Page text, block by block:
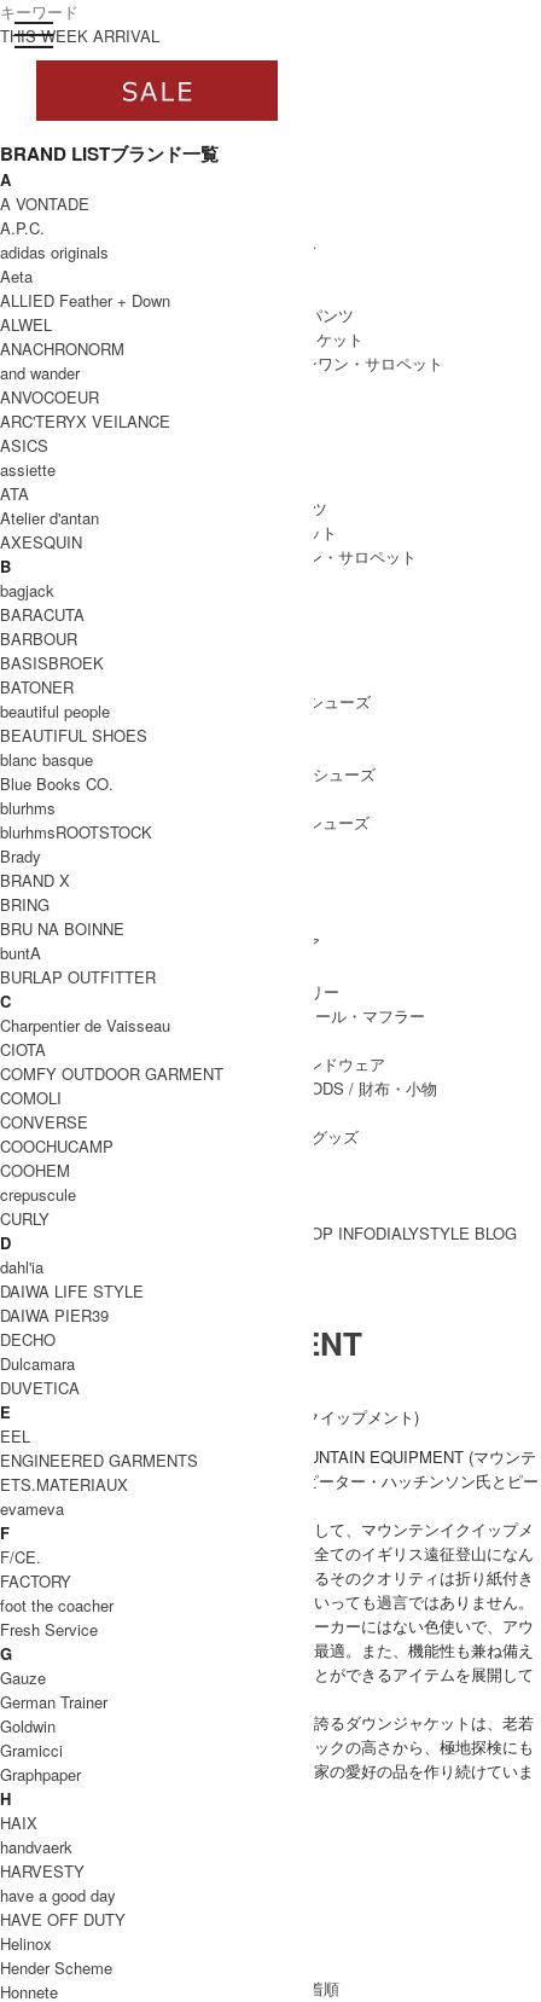
toggle navigation
ログイン
すべて
WOMEN
WOMEN ALL ITEM
/ ワンピース
SKIRT
BOTTOMS
/ ボトムス・パンツ
/ アウター・ジャケット
/ オールインワン・サロペット
MEN
MEN ALL ITEM
/ ボトムス・パンツ
/ アウター・ジャケット
/ オールインワン・サロペット
SHOES
SHOES ALL ITEM
/ ドレスシューズ
BOOTS
PUMPS
/ バレエシューズ
OTHER SHOES
/ その他シューズ
GOODS
GOODS ALL ITEM
/ 帽子・ヘッドウェア
BAG
ACCESSARY
/ アクセサリー
/ ストール・マフラー
LEG WEAR
HAND WEAR
/ 手袋・ハンドウェア
WALLET&GENERAL GOODS / 財布・小物
/ その他グッズ
BRAND一覧
BRAND一覧
SHOP INFODIALYSTYLE BLOG
MOUNTAIN EQUIPMENT
マウンテンイクイップメント
イギリス発の老舗アウトドアメーカー、MOUNTAIN EQUIPMENT (マウンテ
ンイクイップメント)はクライマーであったピーター・ハッチンソン氏とピー
ト・クルー氏によって1961年に設立。
今日では登山隊や極地遠征隊の公式装備品として、マウンテンイクイップメ
ントのダウンウェアが採用されており、ほぼ全てのイギリス遠征登山になん
らかの形で関わっています。プロに認められるそのクオリティは折り紙付き
で、全世界のクライマーの憧れのブランドといっても過言ではありません。
英国らしいカラーリングは他のアウトドアメーカーにはない色使いで、アウ
トドアシーンだけではなくタウンユースにも最適。また、機能性も兼ね備え
ているので様々な環境下でも快適に過ごすことができるアイテムを展開して
います。
世界中のクライマーから絶大な人気と信頼を誇るダウンジャケットは、老若
男女問わず愛されるベストセラーです。スペックの高さから、極地探検にも
使用されており、現在もプロの探検家や登山家の愛好の品を作り続けていま
す。
WOMEN
アウター
トップス
MEN
アウター
トップス
パンツ
[ 並び順を変更 ] -
新着順
THIS WEEK ARRIVAL
BRAND LISTブランド一覧
A
A VONTADE
A.P.C.
adidas originals
Aeta
ALLIED Feather + Down
ALWEL
ANACHRONORM
and wander
ANVOCOEUR
ARC'TERYX VEILANCE
ASICS
assiette
ATA
Atelier d'antan
AXESQUIN
B
bagjack
BARACUTA
BARBOUR
BASISBROEK
BATONER
beautiful people
BEAUTIFUL SHOES
blanc basque
Blue Books CO.
blurhms
blurhmsROOTSTOCK
Brady
BRAND X
BRING
BRU NA BOINNE
buntA
BURLAP OUTFITTER
C
Charpentier de Vaisseau
CIOTA
COMFY OUTDOOR GARMENT
COMOLI
CONVERSE
COOCHUCAMP
COOHEM
crepuscule
CURLY
D
dahl'ia
DAIWA LIFE STYLE
DAIWA PIER39
DECHO
Dulcamara
DUVETICA
E
EEL
ENGINEERED GARMENTS
ETS.MATERIAUX
evameva
F
F/CE.
FACTORY
foot the coacher
Fresh Service
G
Gauze
German Trainer
Goldwin
Gramicci
Graphpaper
H
HAIX
handvaerk
HARVESTY
have a good day
HAVE OFF DUTY
Helinox
Hender Scheme
Honnete